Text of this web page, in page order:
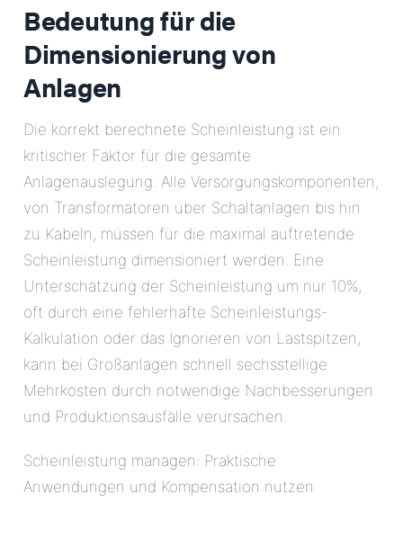
Bedeutung für die
Dimensionierung von
Anlagen
Die korrekt berechnete Scheinleistung ist ein
kritischer Faktor für die gesamte
Anlagenauslegung. Alle Versorgungskomponenten,
von Transformatoren über Schaltanlagen bis hin
zu Kabeln, müssen für die maximal auftretende
Scheinleistung dimensioniert werden. Eine
Unterschätzung der Scheinleistung um nur 10%,
oft durch eine fehlerhafte Scheinleistungs-
Kalkulation oder das Ignorieren von Lastspitzen,
kann bei Großanlagen schnell sechsstellige
Mehrkosten durch notwendige Nachbesserungen
und Produktionsausfälle verursachen.
Scheinleistung managen: Praktische
Anwendungen und Kompensation nutzen